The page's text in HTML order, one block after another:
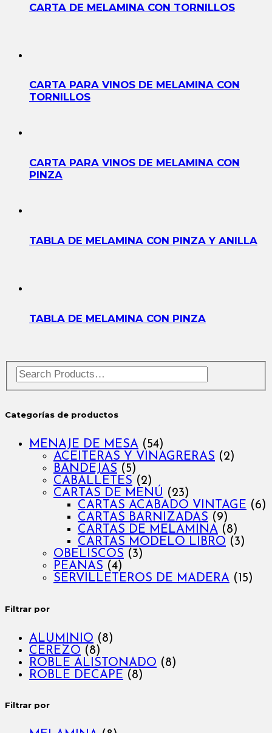
CARTA DE MELAMINA CON TORNILLOS
CARTA PARA VINOS DE MELAMINA CON
TORNILLOS
CARTA PARA VINOS DE MELAMINA CON
PINZA
TABLA DE MELAMINA CON PINZA Y ANILLA
TABLA DE MELAMINA CON PINZA
Categorías de productos
MENAJE DE MESA (54)
ACEITERAS Y VINAGRERAS (2)
BANDEJAS (5)
CABALLETES (2)
CARTAS DE MENÚ (23)
CARTAS ACABADO VINTAGE (6)
CARTAS BARNIZADAS (9)
CARTAS DE MELAMINA (8)
CARTAS MODELO LIBRO (3)
OBELISCOS (3)
PEANAS (4)
SERVILLETEROS DE MADERA (15)
Filtrar por
ALUMINIO (8)
CEREZO (8)
ROBLE ALISTONADO (8)
ROBLE DECAPE (8)
Filtrar por